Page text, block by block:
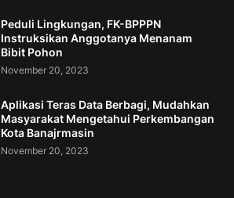
Peduli Lingkungan, FK-BPPPN
Instruksikan Anggotanya Menanam
Bibit Pohon
November 20, 2023
Aplikasi Teras Data Berbagi, Mudahkan
Masyarakat Mengetahui Perkembangan
Kota Banajrmasin
November 20, 2023